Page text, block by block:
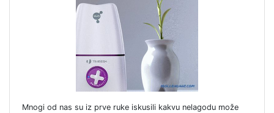
Mnogi od nas su iz prve ruke iskusili kakvu nelagodu može